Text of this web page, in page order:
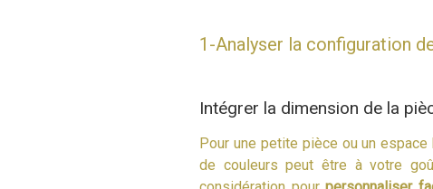
1-Analyser la configuration
Intégrer la dimension de la
Pour une petite pièce ou un
de couleurs peut être à votre